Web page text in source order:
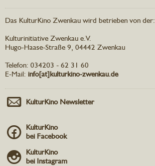
Das KulturKino Zwenkau wird betrieben von der:
Kulturinitiative Zwenkau e.V.
Hugo-Haase-Straße 9, 04442 Zwenkau
Telefon: 034203 - 62 31 60
E-Mail: info[at]kulturkino-zwenkau.de
KulturKino Newsletter
KulturKino
bei Facebook
KulturKino
bei Instagram